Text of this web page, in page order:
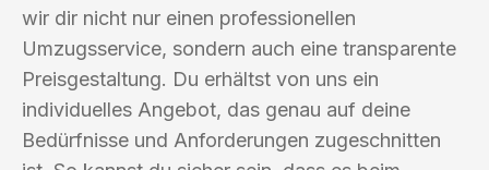
wir dir nicht nur einen professionellen
Umzugsservice, sondern auch eine transparente
Preisgestaltung. Du erhältst von uns ein
individuelles Angebot, das genau auf deine
Bedürfnisse und Anforderungen zugeschnitten